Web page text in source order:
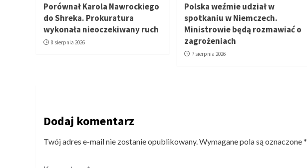
Porównał Karola Nawrockiego
do Shreka. Prokuratura
wykonała nieoczekiwany ruch
8 sierpnia 2026
Polska weźmie udział w
spotkaniu w Niemczech.
Ministrowie będą rozmawiać o
zagrożeniach
7 sierpnia 2026
Dodaj komentarz
Twój adres e-mail nie zostanie opublikowany.Wymagane pola są oznaczone*